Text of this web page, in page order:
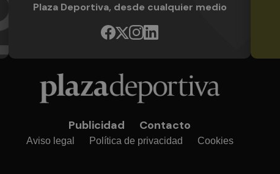
Plaza Deportiva, desde cualquier medio
Publicidad Contacto
Aviso legal Política de privacidad Cookies